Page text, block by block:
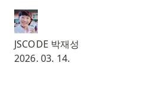
JSCODE 박재성
2026. 03. 14.